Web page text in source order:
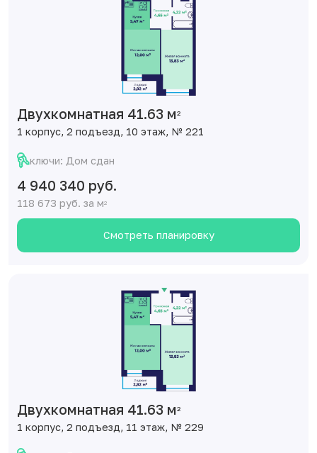
Двухкомнатная 41.63 м2
1 корпус, 2 подъезд, 10 этаж, № 221
ключи: Дом сдан
4 940 340 руб.
118 673 руб. за м2
Смотреть планировку
Двухкомнатная 41.63 м2
1 корпус, 2 подъезд, 11 этаж, № 229